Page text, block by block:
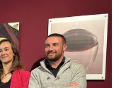
2019
Milano &